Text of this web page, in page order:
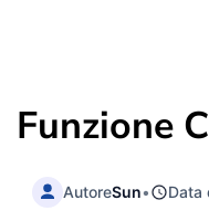
Funzione
AutoreSun• Data